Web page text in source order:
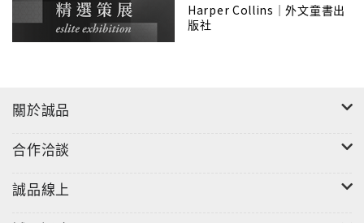
family is full of excitement. This box set features
four adventures in paperback: Mary Poppins,
Harper Collins｜外文童書出
版社
關於誠品
合作洽談
誠品線上